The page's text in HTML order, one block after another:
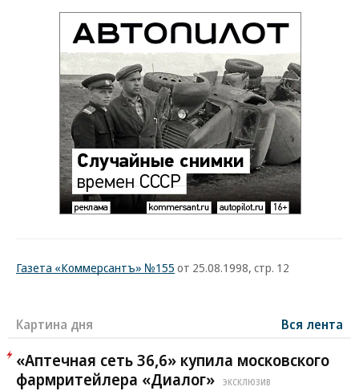
Газета «Коммерсантъ» №155 от 25.08.1998, стр. 12
Картина дня Вся лента
«Аптечная сеть 36,6» купила московского
фармритейлера «Диалог»
ЭКСКЛЮЗИВ